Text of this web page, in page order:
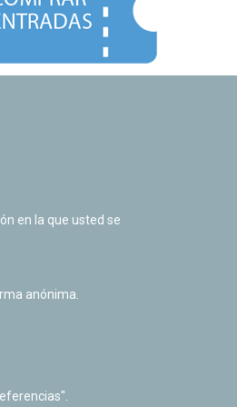
Política de cookies
a información pública
en la que usted se
anónima.